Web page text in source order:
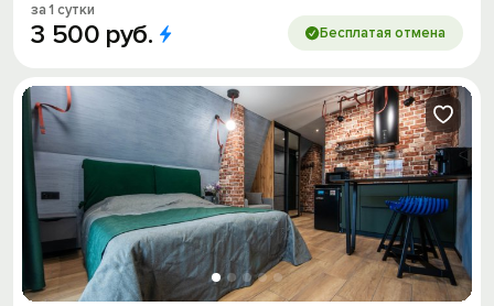
за 1 сутки
3 500 руб. Бесплатая отмена